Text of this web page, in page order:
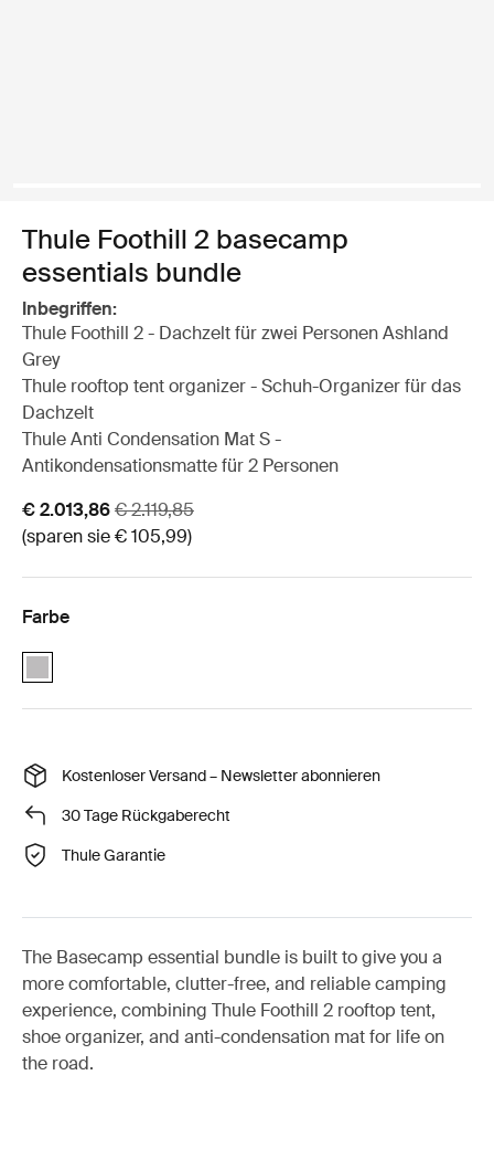
Thule Foothill 2 basecamp
essentials bundle
Inbegriffen:
Thule Foothill 2 - Dachzelt für zwei Personen Ashland
Grey
Thule rooftop tent organizer - Schuh-Organizer für das
Dachzelt
Thule Anti Condensation Mat S -
Antikondensationsmatte für 2 Personen
Aktionspreis
€ 2.013,86Originalpreis
€ 2.119,85
(sparen sie € 105,99)
Farbe
Thule Foothill 2 basecamp essentials bundle Ashland Grau
Kostenloser Versand – Newsletter abonnieren
30 Tage Rückgaberecht
Thule Garantie
The Basecamp essential bundle is built to give you a
more comfortable, clutter-free, and reliable camping
experience, combining Thule Foothill 2 rooftop tent,
shoe organizer, and anti-condensation mat for life on
the road.